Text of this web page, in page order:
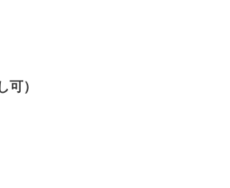
可）